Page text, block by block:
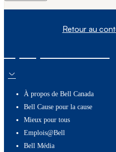
Retour au
À propos de Bell Canada
Bell Cause pour la cause
Mieux pour tous
Emplois@Bell
Bell Média